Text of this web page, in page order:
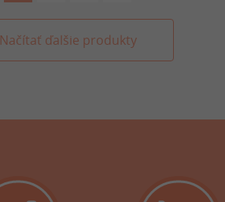
Načítať ďalšie produkty